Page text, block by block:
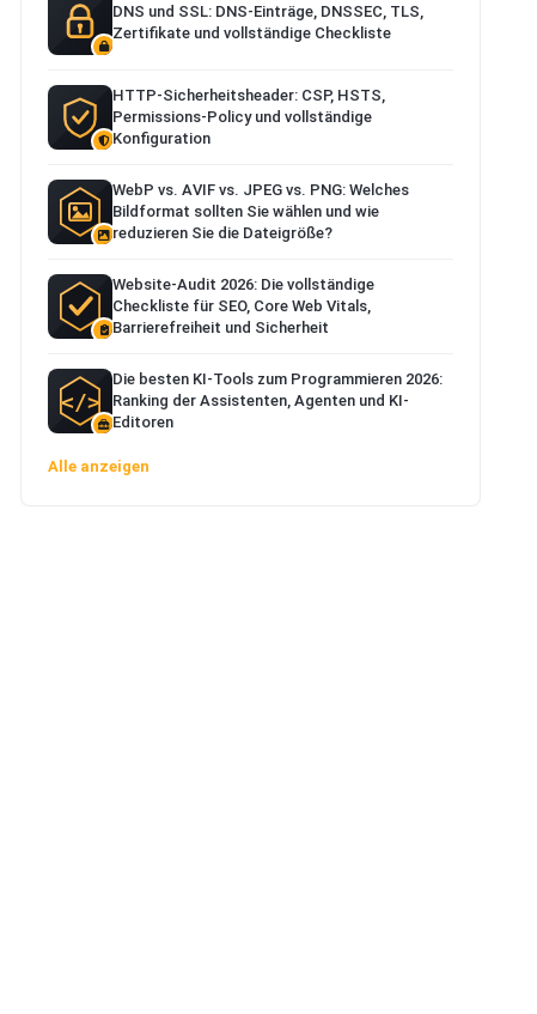
DNS und SSL: DNS-Einträge, DNSSEC, TLS,
Zertifikate und vollständige Checkliste
HTTP-Sicherheitsheader: CSP, HSTS,
Permissions-Policy und vollständige
Konfiguration
WebP vs. AVIF vs. JPEG vs. PNG: Welches
Bildformat sollten Sie wählen und wie
reduzieren Sie die Dateigröße?
Website-Audit 2026: Die vollständige
Checkliste für SEO, Core Web Vitals,
Barrierefreiheit und Sicherheit
Die besten KI-Tools zum Programmieren 2026:
Ranking der Assistenten, Agenten und KI-
Editoren
Alle anzeigen